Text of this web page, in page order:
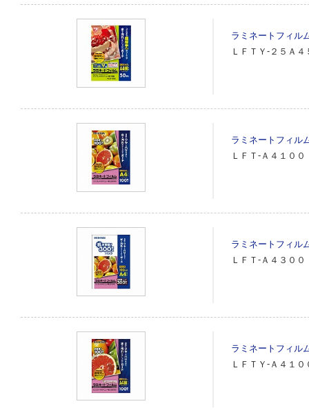
ラミネートフィ
ＬＦＴＹ‐２５Ａ
ラミネートフィ
ＬＦＴ‐Ａ４１０
ラミネートフィ
ＬＦＴ‐Ａ４３０
ラミネートフィル
ＬＦＴＹ‐Ａ４１